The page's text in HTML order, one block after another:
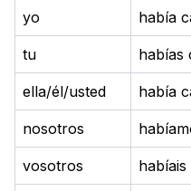
yo había
tu habías
ella/él/usted había
nosotros
vosotros habíais